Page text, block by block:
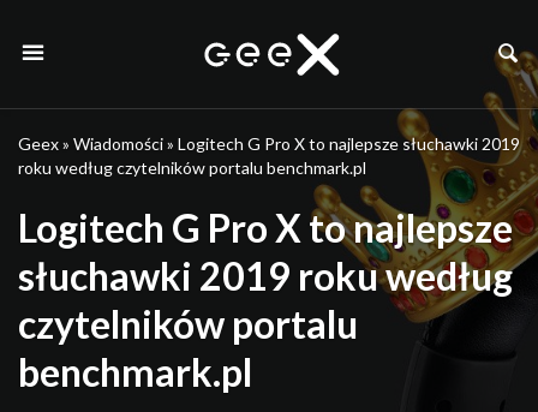
Geex» Wiadomości» Logitech G Pro X to najlepsze słuchawki 2019
roku według czytelników portalu benchmark.pl
Logitech G Pro X to najlepsze
słuchawki 2019 roku według
czytelników portalu
benchmark.pl